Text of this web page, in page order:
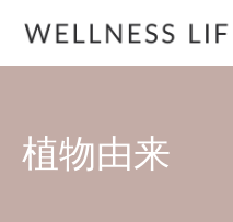
植物由来